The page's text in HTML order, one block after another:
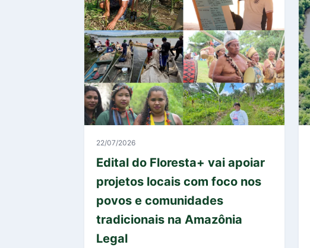
22/07/2026
Edital do Floresta+ vai apoiar
projetos locais com foco nos
povos e comunidades
tradicionais na Amazônia
Legal